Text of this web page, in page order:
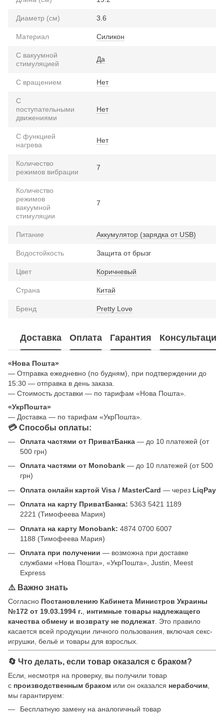
Диаметр (см) 3.6
Материал Силикон
С вакуумной
стимуляцией
Да
С вращением Нет
С
поступательными
движениями
Нет
С функцией
нагрева
Нет
Количество
режимов вибрации
7
Количество
режимов
вакуумной
стимуляции
7
Питание Аккумулятор (зарядка от USB)
Водостойкость Защита от брызг
Цвет Коричневый
Страна Китай
Бренд Pretty Love
Доставка Оплата Гарантия Консультация
«Нова Пошта»
— Отправка ежедневно (по будням), при подтверждении до
15:30 — отправка в день заказа.
— Стоимость доставки — по тарифам «Нова Пошта».
«УкрПошта»
— Доставка — по тарифам «УкрПошта».
💳 Способы оплаты:
Оплата частями от ПриватБанка — до 10 платежей (от
500 грн)
Оплата частями от Monobank — до 10 платежей (от 500
грн)
Оплата онлайн картой Visa / MasterCard — через LiqPay
Оплата на карту ПриватБанка: 5363 5421 1189
2221 (Тимофеева Мария)
Оплата на карту Monobank: 4874 0700 6007
1188 (Тимофеева Мария)
Оплата при получении — возможна при доставке
службами «Нова Пошта», «УкрПошта», Justin, Meest
Express
⚠️ Важно знать
Согласно Постановлению Кабинета Министров Украины
№172 от 19.03.1994 г., интимные товары надлежащего
качества обмену и возврату не подлежат. Это правило
касается всей продукции личного пользования, включая секс-
игрушки, бельё и товары для взрослых.
🔄 Что делать, если товар оказался с браком?
Если, несмотря на проверку, вы получили товар
с производственным браком или он оказался нерабочим
мы гарантируем:
Бесплатную замену на аналогичный товар